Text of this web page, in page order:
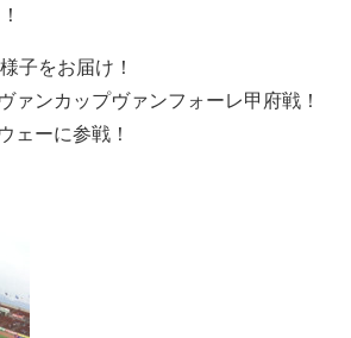
子をお届け！
ァンカップヴァンフォーレ甲府戦！
ェーに参戦！